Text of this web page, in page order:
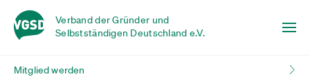
Verband der Gründer und
Selbstständigen Deutschland e.V.
Mitglied werden